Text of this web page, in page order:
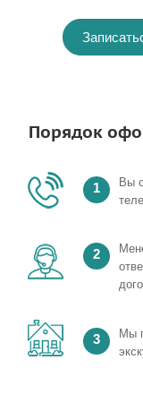
Порядок
1
Вы
2
3
Мы